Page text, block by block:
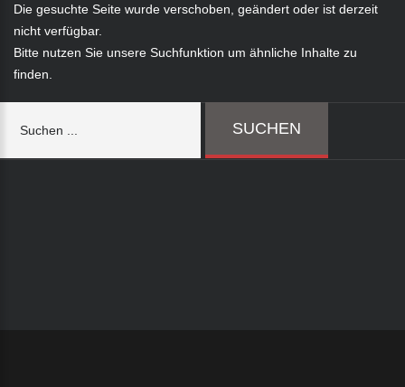
Die gesuchte Seite wurde verschoben, geändert oder ist derzeit
nicht verfügbar.
Bitte nutzen Sie unsere Suchfunktion um ähnliche Inhalte zu
finden.
SUCHEN